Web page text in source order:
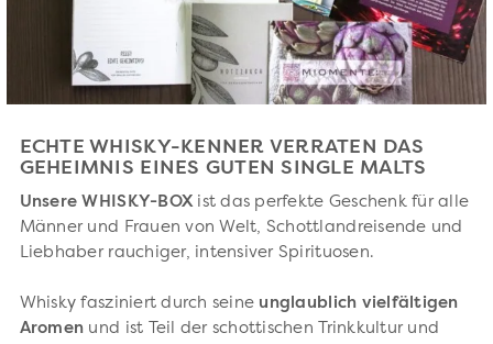
ECHTE WHISKY-KENNER VERRATEN DAS
GEHEIMNIS EINES GUTEN SINGLE MALTS
Unsere WHISKY-BOX ist das perfekte Geschenk für alle
Männer und Frauen von Welt, Schottlandreisende und
Liebhaber rauchiger, intensiver Spirituosen.
Whisky fasziniert durch seine unglaublich vielfältigen
Aromen und ist Teil der schottischen Trinkkultur und